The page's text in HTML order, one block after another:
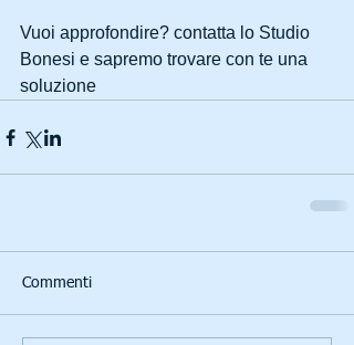
Vuoi approfondire? contatta lo Studio
Bonesi e sapremo trovare con te una
soluzione
Commenti